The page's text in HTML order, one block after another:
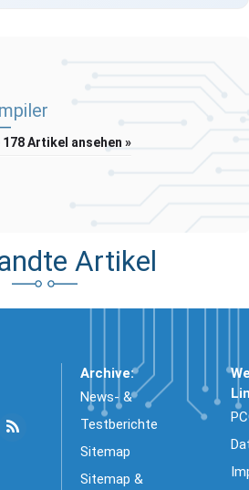
178 Artikel ansehen »
Artikel
Archive:
News- &
Testberichte
Sitemap
Sitemap &